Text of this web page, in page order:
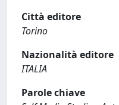
Città editore
Torino
Nazionalità editore
ITALIA
Parole chiave